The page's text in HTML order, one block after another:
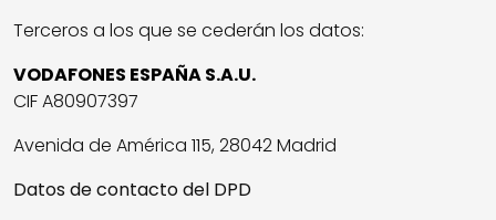
Terceros a los que se cederán los datos:
VODAFONES ESPAÑA S.A.U.
CIF A80907397
Avenida de América 115, 28042 Madrid
Datos de contacto del DPD